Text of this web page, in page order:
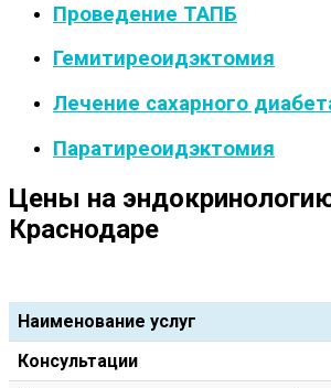
Проведение ТАПБ
Гемитиреоидэктомия
Лечение сахарного
Паратиреоидэктомия
Цены на
Краснодаре
Наименование услуг
Консультации